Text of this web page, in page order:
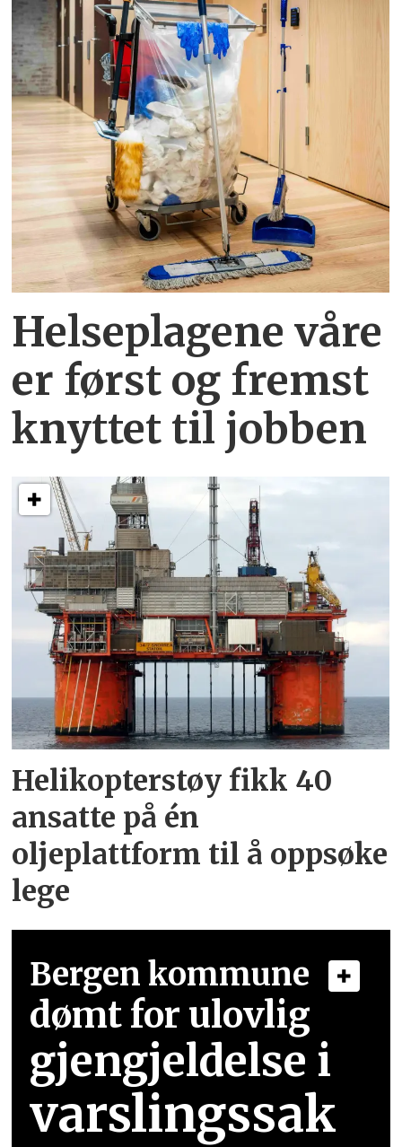
Helseplagene våre
er først og fremst
knyttet til jobben
Helikopterstøy fikk 40
ansatte på én
oljeplattform til å oppsøke
lege
Bergen kommune
dømt for ulovlig
gjengjeldelse i
varslingssak